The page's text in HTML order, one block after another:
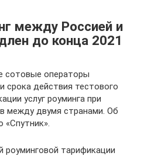
между Россией и
до конца 2021
сотовые операторы
срока действия тестового
услуг роуминга при
между двумя странами. Об
«Спутник».
роуминговой тарификации